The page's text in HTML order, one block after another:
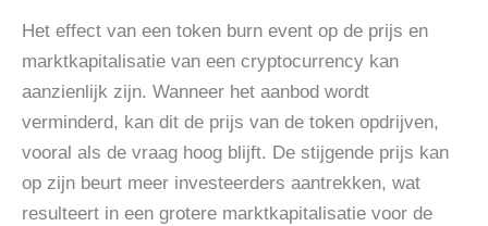
Het effect van een token burn event op de prijs en
marktkapitalisatie van een cryptocurrency kan
aanzienlijk zijn. Wanneer het aanbod wordt
verminderd, kan dit de prijs van de token opdrijven,
vooral als de vraag hoog blijft. De stijgende prijs kan
op zijn beurt meer investeerders aantrekken, wat
resulteert in een grotere marktkapitalisatie voor de